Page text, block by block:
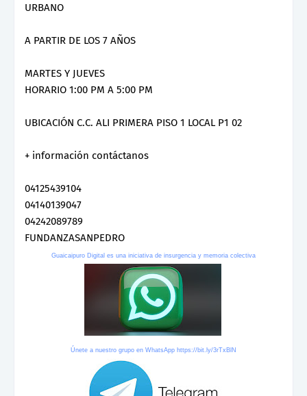
URBANO
A PARTIR DE LOS 7 AÑOS
MARTES Y JUEVES
HORARIO 1:00 PM A 5:00 PM
UBICACIÓN C.C. ALI PRIMERA PISO 1 LOCAL P1 02
+ información contáctanos
04125439104
04140139047
04242089789
FUNDANZASANPEDRO
Guaicaipuro Digital es una iniciativa de insurgencia y memoria colectiva
Únete a nuestro grupo en WhatsApp https://bit.ly/3rTxBlN